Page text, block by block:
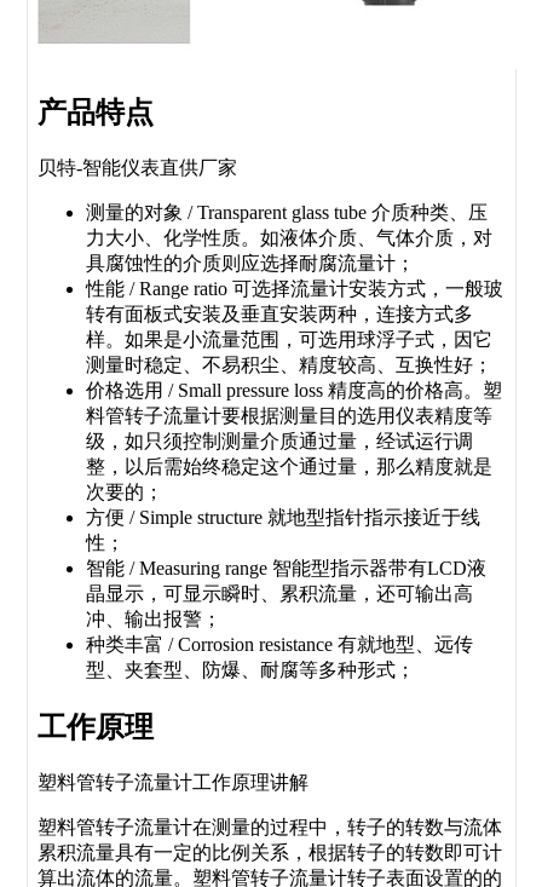
产品特点
贝特-智能仪表直供厂家
测量的对象 / Transparent glass tube 介质种类、压
力大小、化学性质。如液体介质、气体介质，对
具腐蚀性的介质则应选择耐腐流量计；
性能 / Range ratio 可选择流量计安装方式，一般玻
转有面板式安装及垂直安装两种，连接方式多
样。如果是小流量范围，可选用球浮子式，因它
测量时稳定、不易积尘、精度较高、互换性好；
价格选用/ Small pressure loss 精度高的价格高。塑
料管转子流量计要根据测量目的选用仪表精度等
级，如只须控制测量介质通过量，经试运行调
整，以后需始终稳定这个通过量，那么精度就是
次要的；
方便 / Simple structure 就地型指针指示接近于线
性；
智能 / Measuring range 智能型指示器带有LCD液
晶显示，可显示瞬时、累积流量，还可输出高
冲、输出报警；
种类丰富 / Corrosion resistance 有就地型、远传
型、夹套型、防爆、耐腐等多种形式；
工作原理
塑料管转子流量计工作原理讲解
塑料管转子流量计在测量的过程中，转子的转数与流体
累积流量具有一定的比例关系，根据转子的转数即可计
算出流体的流量。塑料管转子流量计转子表面设置的的